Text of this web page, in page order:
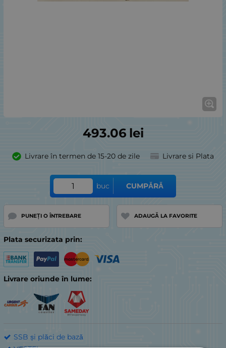
493.06 lei
Livrare în termen de 15-20 de zile Livrare si Plata
buc CUMPĂRĂ
PUNEȚI O ÎNTREBARE ADAUGĂ LA FAVORITE
Plata securizata prin:
Livrare oriunde în lume:
SSB și plăci de bază